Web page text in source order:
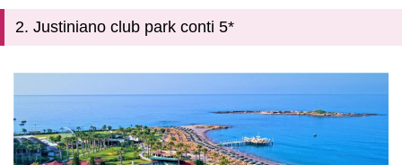
2. Justiniano club park conti 5*